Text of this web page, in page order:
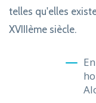
telles qu'elles
XVIIIème siècle.